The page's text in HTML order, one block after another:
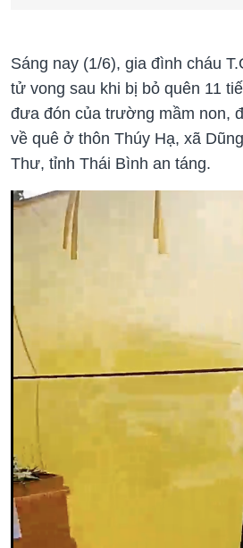
Sáng nay (1/6), gia đình cháu
tử vong sau khi bị bỏ quên 11
đưa đón của trường mầm non,
về quê ở thôn Thúy Hạ, xã
Thư, tỉnh Thái Bình an táng.